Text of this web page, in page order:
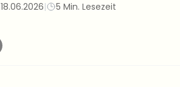
18.06.2026| 5 Min. Lesezeit